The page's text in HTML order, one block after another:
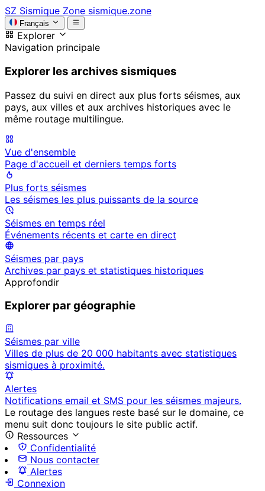
SZ Sismique Zone sismique.zone
Français
Explorer
Navigation principale
Explorer les archives sismiques
Passez du suivi en direct aux plus forts séismes, aux
pays, aux villes et aux archives historiques avec le
même routage multilingue.
Vue d'ensemble
Page d'accueil et derniers temps forts
Plus forts séismes
Les séismes les plus puissants de la source
Séismes en temps réel
Événements récents et carte en direct
Séismes par pays
Archives par pays et statistiques historiques
Approfondir
Explorer par géographie
Séismes par ville
Villes de plus de 20 000 habitants avec statistiques
sismiques à proximité.
Alertes
Notifications email et SMS pour les séismes majeurs.
Le routage des langues reste basé sur le domaine, ce
menu suit donc toujours le site public actif.
Ressources
Confidentialité
Nous contacter
Alertes
Connexion